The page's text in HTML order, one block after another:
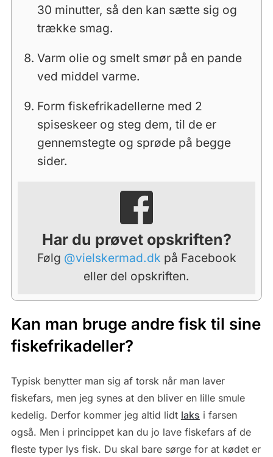
30 minutter, så den kan sætte sig og
trække smag.
Varm olie og smelt smør på en pande
ved middel varme.
Form fiskefrikadellerne med 2
spiseskeer og steg dem, til de er
gennemstegte og sprøde på begge
sider.
Har du prøvet opskriften?
Følg @vielskermad.dk på Facebook
eller del opskriften.
Kan man bruge andre fisk til sine
fiskefrikadeller?
Typisk benytter man sig af torsk når man laver
fiskefars, men jeg synes at den bliver en lille smule
kedelig. Derfor kommer jeg altid lidt laks i farsen
også. Men i princippet kan du jo lave fiskefars af de
fleste typer lys fisk. Du skal bare sørge for at kødet er